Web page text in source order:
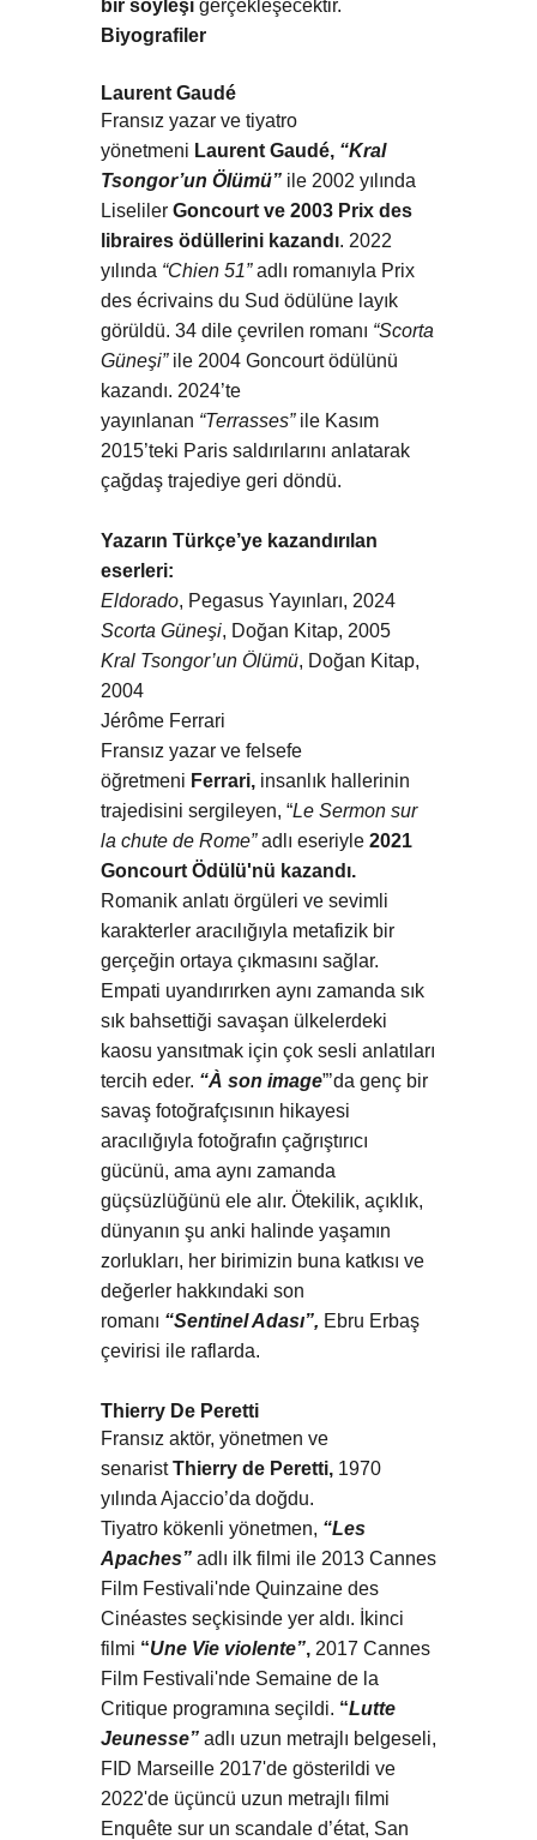
bir söyleşi gerçekleşecektir.
Biyografiler
Laurent Gaudé
Fransız yazar ve tiyatro
yönetmeni Laurent Gaudé, “Kral
Tsongor’un Ölümü” ile 2002 yılında
Liseliler Goncourt ve 2003 Prix des
libraires ödüllerini kazandı. 2022
yılında “Chien 51”adlı romanıyla Prix
des écrivains du Sud ödülüne layık
görüldü. 34 dile çevrilen romanı “Scorta
Güneşi”ile 2004 Goncourt ödülünü
kazandı. 2024’te
yayınlanan “Terrasses”ile Kasım
2015’teki Paris saldırılarını anlatarak
çağdaş trajediye geri döndü.
Yazarın Türkçe’ye kazandırılan
eserleri:
Eldorado, Pegasus Yayınları, 2024
Scorta Güneşi, Doğan Kitap, 2005
Kral Tsongor’un Ölümü, Doğan Kitap,
2004
Jérôme Ferrari
Fransız yazar ve felsefe
öğretmeni Ferrari, insanlık hallerinin
trajedisini sergileyen, “Le Sermon sur
la chute de Rome”adlı eseriyle 2021
Goncourt Ödülü'nü kazandı.
Romanik anlatı örgüleri ve sevimli
karakterler aracılığıyla metafizik bir
gerçeğin ortaya çıkmasını sağlar.
Empati uyandırırken aynı zamanda sık
sık bahsettiği savaşan ülkelerdeki
kaosu yansıtmak için çok sesli anlatıları
tercih eder. “À son image”’da genç bir
savaş fotoğrafçısının hikayesi
aracılığıyla fotoğrafın çağrıştırıcı
gücünü, ama aynı zamanda
güçsüzlüğünü ele alır. Ötekilik, açıklık,
dünyanın şu anki halinde yaşamın
zorlukları, her birimizin buna katkısı ve
değerler hakkındaki son
romanı “Sentinel Adası”, Ebru Erbaş
çevirisi ile raflarda.
Thierry De Peretti
Fransız aktör, yönetmen ve
senaristThierry de Peretti, 1970
yılında Ajaccio’da doğdu.
Tiyatro kökenli yönetmen, “Les
Apaches” adlı ilk filmi ile 2013 Cannes
Film Festivali'nde Quinzaine des
Cinéastes seçkisinde yer aldı. İkinci
filmi “Une Vie violente”, 2017 Cannes
Film Festivali'nde Semaine de la
Critique programına seçildi. “Lutte
Jeunesse” adlı uzun metrajlı belgeseli,
FID Marseille 2017'de gösterildi ve
2022'de üçüncü uzun metrajlı filmi
Enquête sur un scandale d’état, San